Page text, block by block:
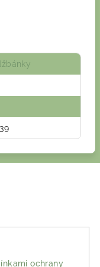
ochrany